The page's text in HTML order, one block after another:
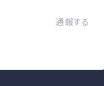
通報する